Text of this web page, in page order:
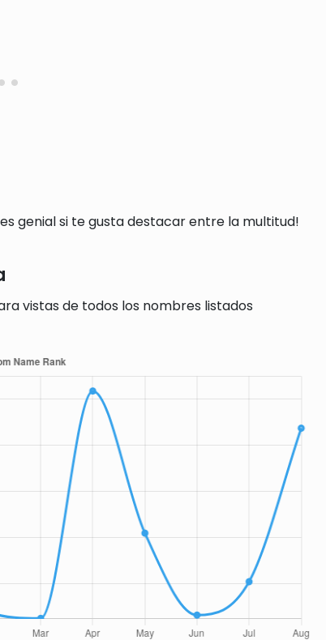
genial si te gusta destacar entre la multitud!
vistas de todos los nombres listados